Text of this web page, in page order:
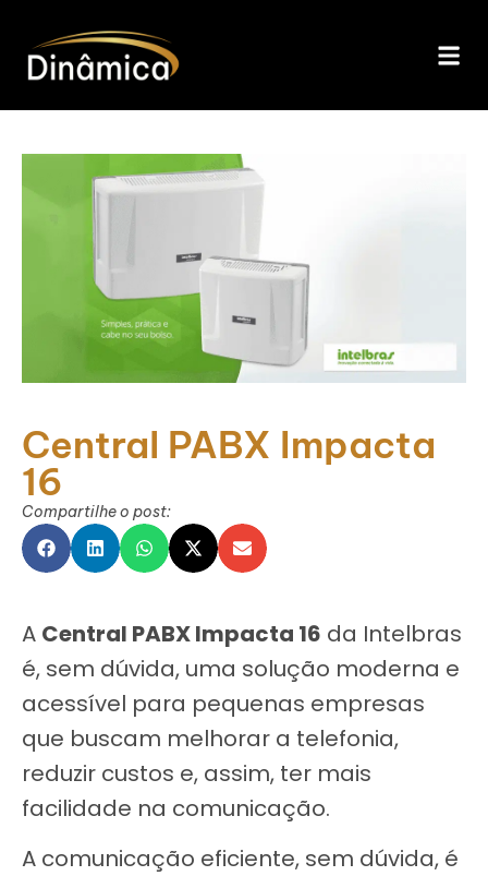
Central PABX Impacta
16
Compartilhe o post:
A Central PABX Impacta 16 da Intelbras
é, sem dúvida, uma solução moderna e
acessível para pequenas empresas
que buscam melhorar a telefonia,
reduzir custos e, assim, ter mais
facilidade na comunicação.
A comunicação eficiente, sem dúvida, é